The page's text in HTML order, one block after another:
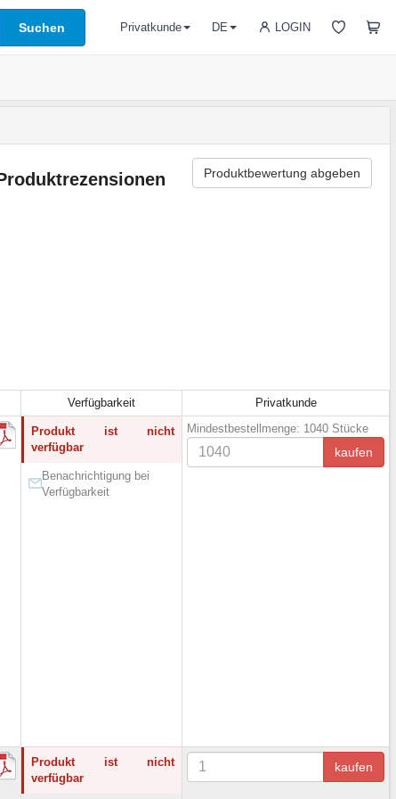
Suchen LOGIN
Privatkunde DE
Produktbewertung abgeben
Verfügbarkeit
Privatkunde
Produkt ist nicht
verfügbar
Benachrichtigung bei
Verfügbarkeit
Mindestbestellmenge: 1040 Stücke
kaufen
Produkt ist nicht
verfügbar
kaufen